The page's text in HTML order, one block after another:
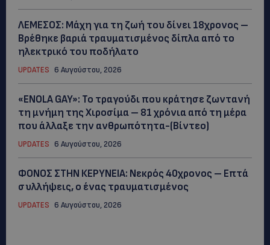
ΛΕΜΕΣΟΣ: Μάχη για τη ζωή του δίνει 18χρονος –
Βρέθηκε βαριά τραυματισμένος δίπλα από το
ηλεκτρικό του ποδήλατο
UPDATES 6 Αυγούστου, 2026
«ENOLA GAY»: Το τραγούδι που κράτησε ζωντανή
τη μνήμη της Χιροσίμα – 81 χρόνια από τη μέρα
που άλλαξε την ανθρωπότητα-(Bίντεο)
UPDATES 6 Αυγούστου, 2026
ΦΟΝΟΣ ΣΤΗΝ ΚΕΡΥΝΕΙΑ: Νεκρός 40χρονος – Επτά
συλλήψεις, ο ένας τραυματισμένος
UPDATES 6 Αυγούστου, 2026